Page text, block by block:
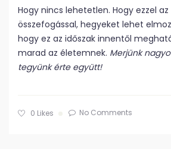
Hogy nincs lehetetlen. Hogy ezzel az
összefogással, hegyeket lehet
hogy ez az időszak innentől
marad az életemnek. Merjünk
tegyünk érte együtt!
0 Likes No Comments